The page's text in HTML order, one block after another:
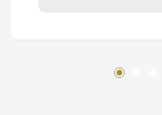
Aquecimento solar dos